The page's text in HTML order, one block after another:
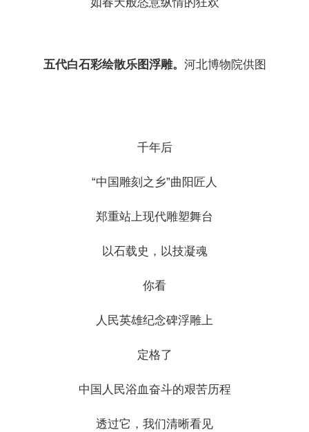
五代白石彩绘散乐图浮雕。 河北博物院供图
千年后
“中国雕刻之乡”曲阳匠人
郑重站上现代雕塑舞台
以石载史，以技凝魂
你看
人民英雄纪念碑浮雕上
定格了
中国人民浴血奋斗的艰苦历程
透过它，我们清晰看见